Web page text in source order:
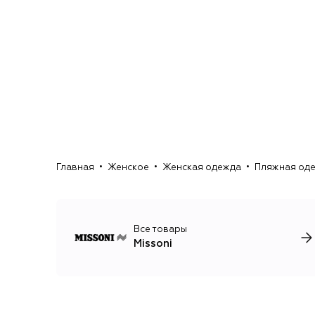
Главная Женское Женская одежда Пляжная
Все товары
Missoni